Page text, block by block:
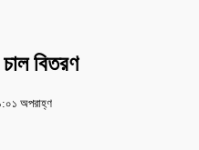
চাল বিতরণ
অপরাহ্ণ